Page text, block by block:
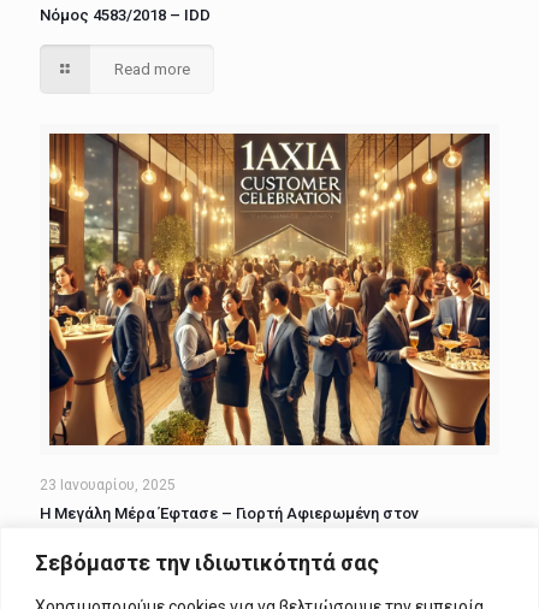
Σεβόμαστε την ιδιωτικότητά σας
Νόμος 4583/2018 – IDD
Read more
23 Ιανουαρίου, 2025
Η Μεγάλη Μέρα Έφτασε – Γιορτή Αφιερωμένη στον